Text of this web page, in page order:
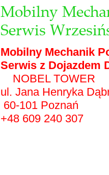
Mobilny Mechanik
Serwis z Dojazdem
NOBEL TOWER
ul. Jana Henryka
60-101 Poznań
+48 609 240 307
Mobilny
Serwis